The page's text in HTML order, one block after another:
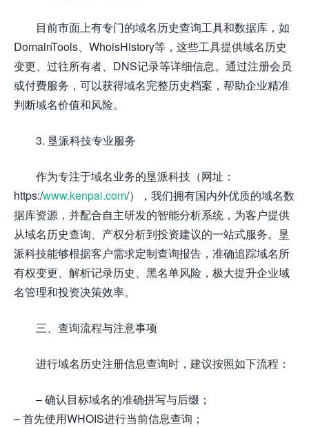
目前市面上有专门的域名历史查询工具和数据库，如
DomainTools、WhoisHistory等，这些工具提供域名历史
变更、过往所有者、DNS记录等详细信息。通过注册会员
或付费服务，可以获得域名完整历史档案，帮助企业精准
判断域名价值和风险。
3. 垦派科技专业服务
作为专注于域名业务的垦派科技（网址：
https:/www.kenpai.com/），我们拥有国内外优质的域名数
据库资源，并配合自主研发的智能分析系统，为客户提供
从域名历史查询、产权分析到投资建议的一站式服务。垦
派科技能够根据客户需求定制查询报告，准确追踪域名所
有权变更、解析记录历史、黑名单风险，极大提升企业域
名管理和投资决策效率。
三、查询流程与注意事项
进行域名历史注册信息查询时，建议按照如下流程：
– 确认目标域名的准确拼写与后缀；
– 首先使用WHOIS进行当前信息查询；